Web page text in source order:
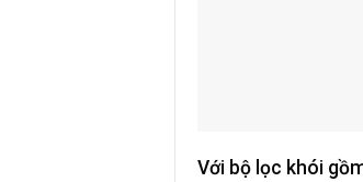
Với bộ lọc khói